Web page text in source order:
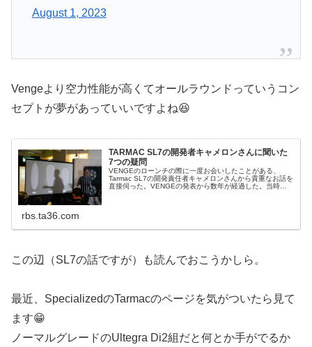
August 1, 2023
Vengeより空力性能が高くてオールラウンドっていうコン
セプトが夢があっていいですよね😆
TARMAC SL7の開発者キャメロンさんに聞いた
7つの疑問
VENGEのローンチの際に一度お会いしたことがある、
Tarmac SL7の開発責任者キャメロンさんから貴重なお話を
直接伺った。VENGEの発表から数年が経過した。当時、
rbs.ta36.com
この辺（SL7の話ですが）も読んでおこうかしら。
最近、SpecializedのTarmacのページを気がついたら見て
ます😁
ノーマルグレードのUltegra Di2組だと何とか手がでるか